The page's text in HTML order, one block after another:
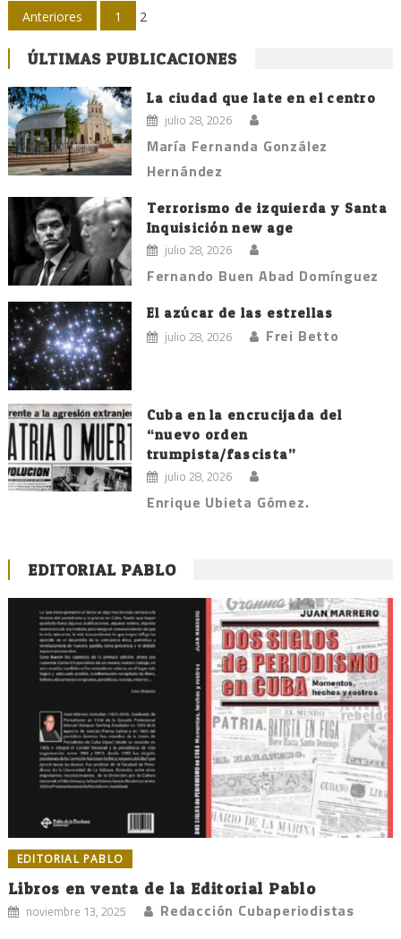
Navegación
de
entradas
Anteriores 1 2
ÚLTIMAS PUBLICACIONES
La ciudad que late en el centro
julio 28, 2026
María Fernanda González
Hernández
Terrorismo de izquierda y Santa
Inquisición new age
julio 28, 2026
Fernando Buen Abad Domínguez
El azúcar de las estrellas
julio 28, 2026 Frei Betto
Cuba en la encrucijada del
“nuevo orden
trumpista/fascista”
julio 28, 2026
Enrique Ubieta Gómez.
EDITORIAL PABLO
EDITORIAL PABLO
Libros en venta de la Editorial Pablo
noviembre 13, 2025 Redacción Cubaperiodistas